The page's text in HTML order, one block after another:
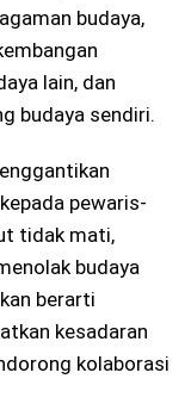
budaya,
lain, dan
budaya sendiri.
pewaris-
tidak mati,
budaya
berarti
kesadaran
kolaborasi